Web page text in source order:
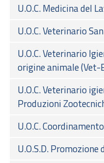
U.O.C. Medicina del
U.O.C. Veterinario
U.O.C. Veterinario
origine animale (Vet-
U.O.C. Veterinario
Produzioni
U.O.C.
U.O.S.D.